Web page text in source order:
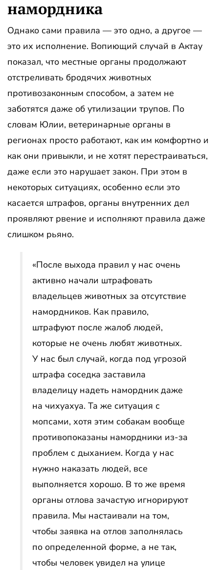
намордника
Однако сами правила — это одно, а другое —
это их исполнение. Вопиющий случай в Актау
показал, что местные органы продолжают
отстреливать бродячих животных
противозаконным способом, а затем не
заботятся даже об утилизации трупов. По
словам Юлии, ветеринарные органы в
регионах просто работают, как им комфортно и
как они привыкли, и не хотят перестраиваться,
даже если это нарушает закон. При этом в
некоторых ситуациях, особенно если это
касается штрафов, органы внутренних дел
проявляют рвение и исполняют правила даже
слишком рьяно.
«После выхода правил у нас очень
активно начали штрафовать
владельцев животных за отсутствие
намордников. Как правило,
штрафуют после жалоб людей,
которые не очень любят животных.
У нас был случай, когда под угрозой
штрафа соседка заставила
владелицу надеть намордник даже
на чихуахуа. Та же ситуация с
мопсами, хотя этим собакам вообще
противопоказаны намордники из-за
проблем с дыханием. Когда у нас
нужно наказать людей, все
выполняется хорошо. В то же время
органы отлова зачастую игнорируют
правила. Мы настаивали на том,
чтобы заявка на отлов заполнялась
по определенной форме, а не так,
чтобы человек увидел на улице